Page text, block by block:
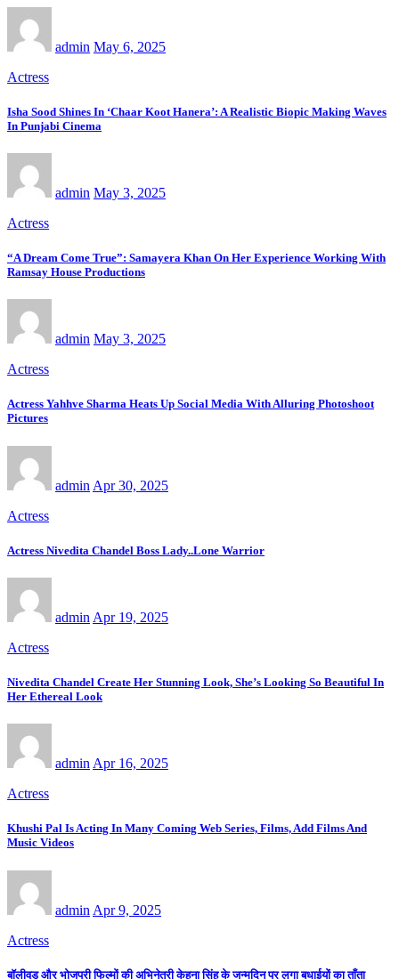
admin May 6, 2025
Actress
Isha Sood Shines In ‘Chaar Koot Hanera’: A Realistic Biopic Making Waves
In Punjabi Cinema
admin May 3, 2025
Actress
“A Dream Come True”: Samayera Khan On Her Experience Working With
Ramsay House Productions
admin May 3, 2025
Actress
Actress Yahhve Sharma Heats Up Social Media With Alluring Photoshoot
Pictures
admin Apr 30, 2025
Actress
Actress Nivedita Chandel Boss Lady..Lone Warrior
admin Apr 19, 2025
Actress
Nivedita Chandel Create Her Stunning Look, She’s Looking So Beautiful In
Her Ethereal Look
admin Apr 16, 2025
Actress
Khushi Pal Is Acting In Many Coming Web Series, Films, Add Films And
Music Videos
admin Apr 9, 2025
Actress
बॉलीवुड और भोजपुरी फिल्मों की अभिनेत्री केहना सिंह के जन्मदिन पर लगा बधाईयों का ताँता